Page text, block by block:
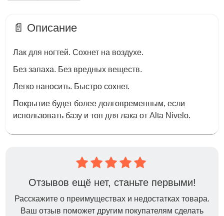
📄 Описание
Лак для ногтей. Сохнет на воздухе.
Без запаха. Без вредных веществ.
Легко наносить. Быстро сохнет.
Покрытие будет более долговременным, если
использовать базу и топ для лака от Alta Nivelo.
Отзывов ещё нет, станьте первыми!
Расскажите о преимуществах и недостатках товара.
Ваш отзыв поможет другим покупателям сделать